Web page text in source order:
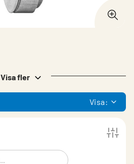
Visa fler
Visa:
Filtrera